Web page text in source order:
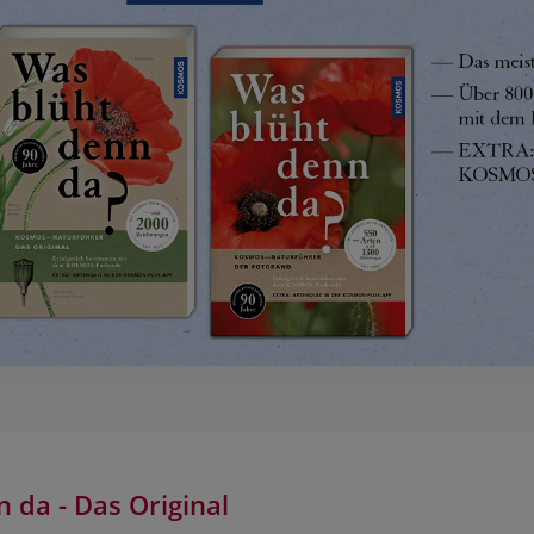
HOBBY
REISE & URLAUB
POLITIK & WIRTSCHAFT & GESELLSCHAFT
BÜCHER AUS DEM TYROLIA-VERLAG
da - Das Original